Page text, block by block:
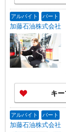
アルバイト パート
加藤石油株式会
キ
アルバイト パート
加藤石油株式会